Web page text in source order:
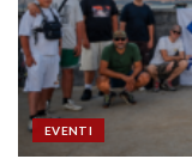
EVENTI